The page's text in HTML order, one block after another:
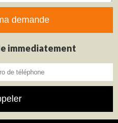
immediatement